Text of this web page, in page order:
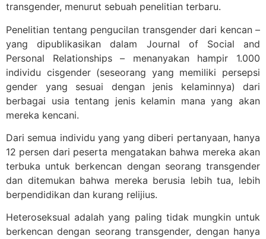
transgender, menurut sebuah penelitian terbaru.
Penelitian tentang pengucilan transgender dari kencan –
yang dipublikasikan dalam Journal of Social and
Personal Relationships – menanyakan hampir 1.000
individu cisgender (seseorang yang memiliki persepsi
gender yang sesuai dengan jenis kelaminnya) dari
berbagai usia tentang jenis kelamin mana yang akan
mereka kencani.
Dari semua individu yang yang diberi pertanyaan, hanya
12 persen dari peserta mengatakan bahwa mereka akan
terbuka untuk berkencan dengan seorang transgender
dan ditemukan bahwa mereka berusia lebih tua, lebih
berpendidikan dan kurang relijius.
Heteroseksual adalah yang paling tidak mungkin untuk
berkencan dengan seorang transgender, dengan hanya